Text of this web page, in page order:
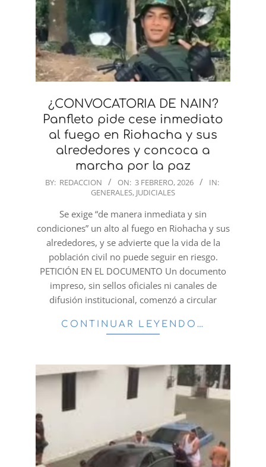
¿CONVOCATORIA DE NAIN?
Panfleto pide cese inmediato
al fuego en Riohacha y sus
alrededores y concoca a
marcha por la paz
2026-
BY: REDACCION ON: 3 FEBRERO, 2026
IN:
GENERALES, JUDICIALES
Se exige “de manera inmediata y sin
condiciones” un alto al fuego en Riohacha y sus
alrededores, y se advierte que la vida de la
población civil no puede seguir en riesgo.
PETICIÓN EN EL DOCUMENTO Un documento
impreso, sin sellos oficiales ni canales de
difusión institucional, comenzó a circular
CONTINUAR LEYENDO…